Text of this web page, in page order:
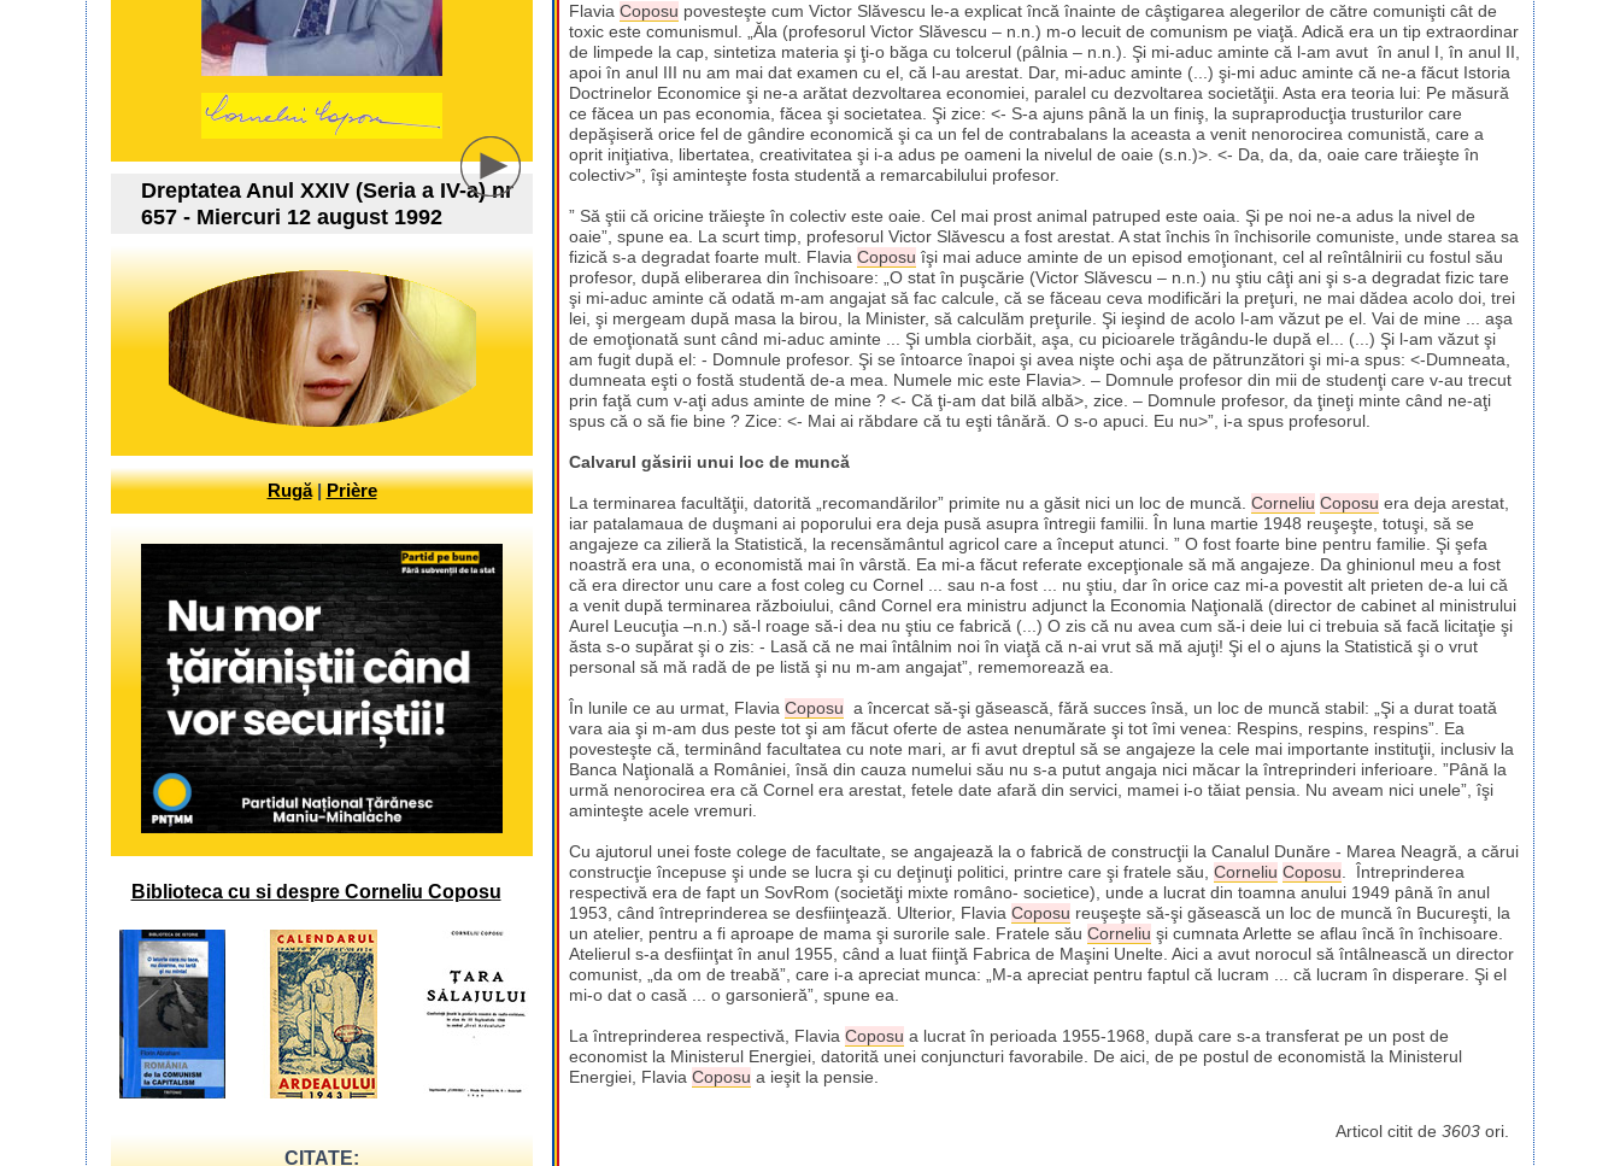
Flavia Coposu povesteşte cum Victor Slăvescu le-a explicat încă înainte de câştigarea alegerilor de către comunişti cât de
toxic este comunismul. „Ăla (profesorul Victor Slăvescu – n.n.) m-o lecuit de comunism pe viaţă. Adică era un tip extraordinar
de limpede la cap, sintetiza materia şi ţi-o băga cu tolcerul (pâlnia – n.n.). Şi mi-aduc aminte că l-am avut în anul I, în anul II,
apoi în anul III nu am mai dat examen cu el, că l-au arestat. Dar, mi-aduc aminte (...) şi-mi aduc aminte că ne-a făcut Istoria
Doctrinelor Economice şi ne-a arătat dezvoltarea economiei, paralel cu dezvoltarea societăţii. Asta era teoria lui: Pe măsură
ce făcea un pas economia, făcea şi societatea. Şi zice: <- S-a ajuns până la un finiş, la supraproducţia trusturilor care
depăşiseră orice fel de gândire economică şi ca un fel de contrabalans la aceasta a venit nenorocirea comunistă, care a
oprit iniţiativa, libertatea, creativitatea şi i-a adus pe oameni la nivelul de oaie (s.n.)>. <- Da, da, da, oaie care trăieşte în
colectiv>”, îşi aminteşte fosta studentă a remarcabilului profesor.
” Să ştii că oricine trăieşte în colectiv este oaie. Cel mai prost animal patruped este oaia. Şi pe noi ne-a adus la nivel de
oaie”, spune ea. La scurt timp, profesorul Victor Slăvescu a fost arestat. A stat închis în închisorile comuniste, unde starea sa
fizică s-a degradat foarte mult. Flavia Coposu îşi mai aduce aminte de un episod emoţionant, cel al reîntâlnirii cu fostul său
profesor, după eliberarea din închisoare: „O stat în puşcărie (Victor Slăvescu – n.n.) nu ştiu câţi ani şi s-a degradat fizic tare
şi mi-aduc aminte că odată m-am angajat să fac calcule, că se făceau ceva modificări la preţuri, ne mai dădea acolo doi, trei
lei, şi mergeam după masa la birou, la Minister, să calculăm preţurile. Şi ieşind de acolo l-am văzut pe el. Vai de mine ... aşa
de emoţionată sunt când mi-aduc aminte ... Şi umbla ciorbăit, aşa, cu picioarele trăgându-le după el... (...) Şi l-am văzut şi
am fugit după el: - Domnule profesor. Şi se întoarce înapoi şi avea nişte ochi aşa de pătrunzători şi mi-a spus: <-Dumneata,
dumneata eşti o fostă studentă de-a mea. Numele mic este Flavia>. – Domnule profesor din mii de studenţi care v-au trecut
prin faţă cum v-aţi adus aminte de mine ? <- Că ţi-am dat bilă albă>, zice. – Domnule profesor, da ţineţi minte când ne-aţi
spus că o să fie bine ? Zice: <- Mai ai răbdare că tu eşti tânără. O s-o apuci. Eu nu>”, i-a spus profesorul.
Calvarul găsirii unui loc de muncă
La terminarea facultăţii, datorită „recomandărilor” primite nu a găsit nici un loc de muncă. Corneliu Coposu era deja arestat,
iar patalamaua de duşmani ai poporului era deja pusă asupra întregii familii. În luna martie 1948 reuşeşte, totuşi, să se
angajeze ca zilieră la Statistică, la recensământul agricol care a început atunci. ” O fost foarte bine pentru familie. Şi şefa
noastră era una, o economistă mai în vârstă. Ea mi-a făcut referate excepţionale să mă angajeze. Da ghinionul meu a fost
că era director unu care a fost coleg cu Cornel ... sau n-a fost ... nu ştiu, dar în orice caz mi-a povestit alt prieten de-a lui că
a venit după terminarea războiului, când Cornel era ministru adjunct la Economia Naţională (director de cabinet al ministrului
Aurel Leucuţia –n.n.) să-l roage să-i dea nu ştiu ce fabrică (...) O zis că nu avea cum să-i deie lui ci trebuia să facă licitaţie şi
ăsta s-o supărat şi o zis: - Lasă că ne mai întâlnim noi în viaţă că n-ai vrut să mă ajuţi! Şi el o ajuns la Statistică şi o vrut
personal să mă radă de pe listă şi nu m-am angajat”, rememorează ea.
În lunile ce au urmat, Flavia Coposu a încercat să-şi găsească, fără succes însă, un loc de muncă stabil: „Şi a durat toată
vara aia şi m-am dus peste tot şi am făcut oferte de astea nenumărate şi tot îmi venea: Respins, respins, respins”. Ea
povesteşte că, terminând facultatea cu note mari, ar fi avut dreptul să se angajeze la cele mai importante instituţii, inclusiv la
Banca Naţională a României, însă din cauza numelui său nu s-a putut angaja nici măcar la întreprinderi inferioare. ”Până la
urmă nenorocirea era că Cornel era arestat, fetele date afară din servici, mamei i-o tăiat pensia. Nu aveam nici unele”, îşi
aminteşte acele vremuri.
Cu ajutorul unei foste colege de facultate, se angajează la o fabrică de construcţii la Canalul Dunăre - Marea Neagră, a cărui
construcţie începuse şi unde se lucra şi cu deţinuţi politici, printre care şi fratele său, Corneliu Coposu . Întreprinderea
respectivă era de fapt un SovRom (societăţi mixte româno- societice), unde a lucrat din toamna anului 1949 până în anul
1953, când întreprinderea se desfiinţează. Ulterior, Flavia Coposu reuşeşte să-şi găsească un loc de muncă în Bucureşti, la
un atelier, pentru a fi aproape de mama şi surorile sale. Fratele său Corneliu şi cumnata Arlette se aflau încă în închisoare.
Atelierul s-a desfiinţat în anul 1955, când a luat fiinţă Fabrica de Maşini Unelte. Aici a avut norocul să întâlnească un director
comunist, „da om de treabă”, care i-a apreciat munca: „M-a apreciat pentru faptul că lucram ... că lucram în disperare. Şi el
mi-o dat o casă ... o garsonieră”, spune ea.
La întreprinderea respectivă, Flavia Coposu a lucrat în perioada 1955-1968, după care s-a transferat pe un post de
economist la Ministerul Energiei, datorită unei conjuncturi favorabile. De aici, de pe postul de economistă la Ministerul
Energiei, Flavia Coposu a ieşit la pensie.
Articol citit de 3603 ori.
Dreptatea Anul XXIV (Seria a IV-a) nr
657 - Miercuri 12 august 1992
Rugă|Prière
Biblioteca cu si despre Corneliu Coposu
CITATE: